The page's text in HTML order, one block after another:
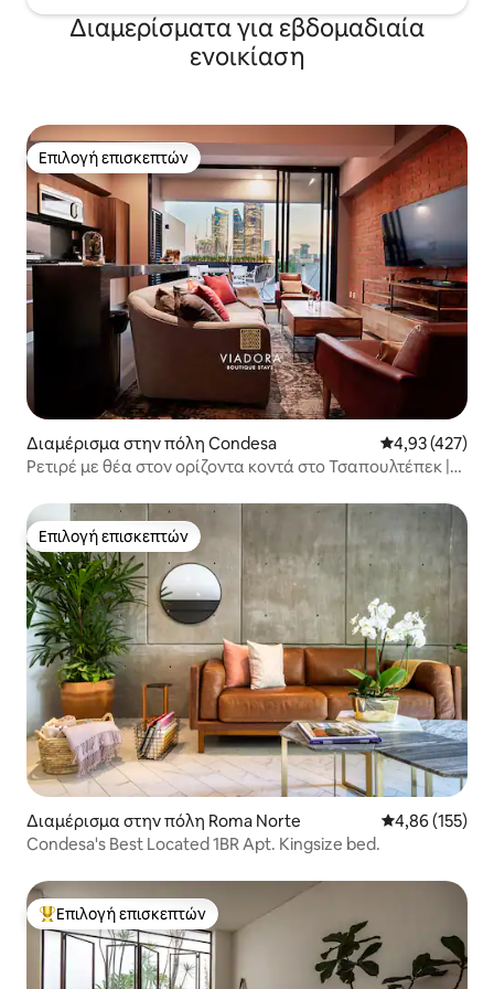
Διαμερίσματα για εβδομαδιαία
ενοικίαση
Επιλογή επισκεπτών
Επιλογή επισκεπτών
Διαμέρισμα στην πόλη Condesa Μέση
4,93 (427)
Ρετιρέ με θέα στον ορίζοντα κοντά στο Τσαπουλτέπεκ |
Επιλογή επισκεπτών
Επιλογή επισκεπτών
Διαμέρισμα στην πόλη Roma Norte Μέση
4,86 (155)
Condesa's Best Located 1BR Apt. Kingsize bed.
Κορυφαία επιλογή επισκεπτών
Επιλογή επισκεπτών